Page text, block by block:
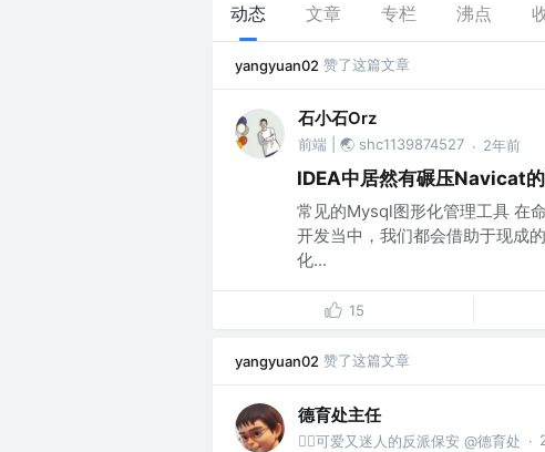
动态 文章 专栏 沸点
yangyuan02 赞了这篇文章
石小石Orz
前端 | 🌏 shc1139874527 · 2年前
IDEA中居然有碾压Navicat
常见的Mysql图形化管理工具 在
开发当中，我们都会借助于现成
化...
15
yangyuan02 赞了这篇文章
德育处主任
👮‍♂️可爱又迷人的反派保安 @德育处 ·